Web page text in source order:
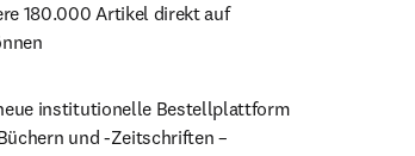
180.000 Artikel direkt auf
in new tab/window
institutionelle Bestellplattform
und -Zeitschriften –